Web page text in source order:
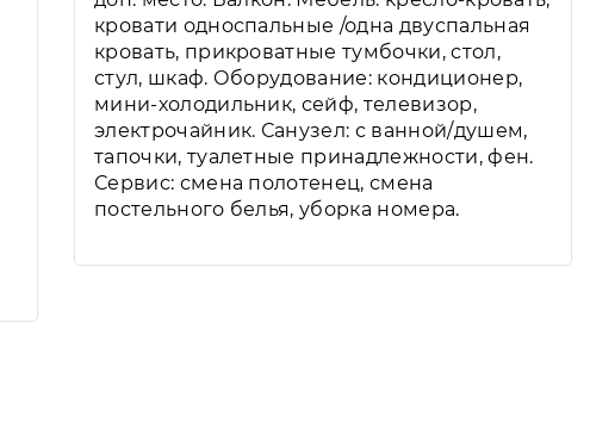
кровати односпальные /одна двуспальная
кровать, прикроватные тумбочки, стол,
стул, шкаф. Оборудование: кондиционер,
мини-холодильник, сейф, телевизор,
электрочайник. Санузел: с ванной/душем,
тапочки, туалетные принадлежности, фен.
Сервис: смена полотенец, смена
постельного белья, уборка номера.